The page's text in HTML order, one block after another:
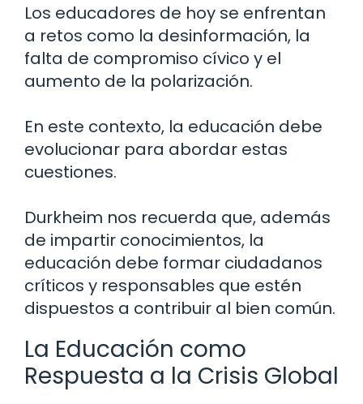
Los educadores de hoy se enfrentan
a retos como la desinformación, la
falta de compromiso cívico y el
aumento de la polarización.
En este contexto, la educación debe
evolucionar para abordar estas
cuestiones.
Durkheim nos recuerda que, además
de impartir conocimientos, la
educación debe formar ciudadanos
críticos y responsables que estén
dispuestos a contribuir al bien común.
La Educación como
Respuesta a la Crisis Global